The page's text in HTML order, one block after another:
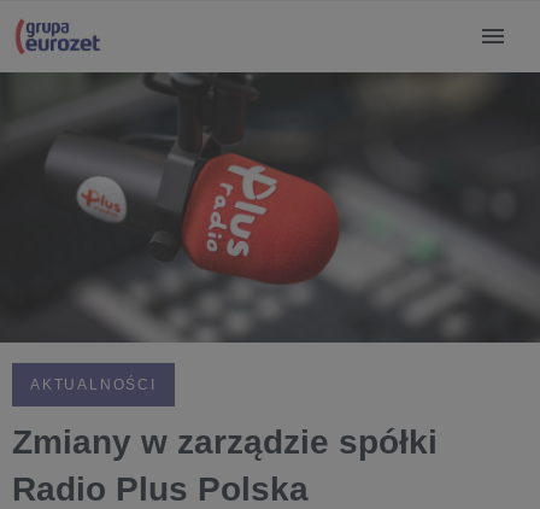
AKTUALNOŚCI
Zmiany w zarządzie spółki
Radio Plus Polska